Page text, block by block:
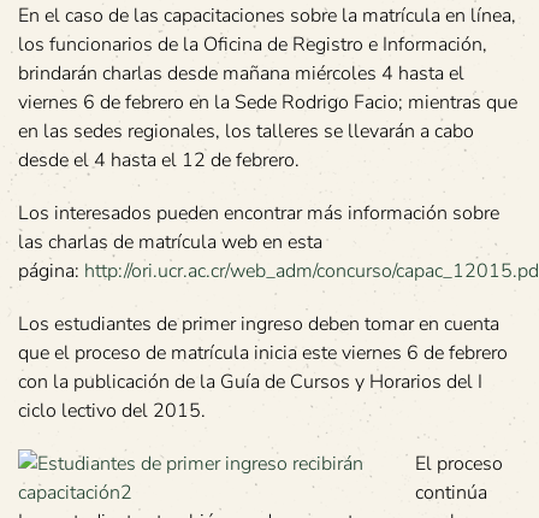
En el caso de las capacitaciones sobre la matrícula en línea,
los funcionarios de la Oficina de Registro e Información,
brindarán charlas desde mañana miércoles 4 hasta el
viernes 6 de febrero en la Sede Rodrigo Facio; mientras que
en las sedes regionales, los talleres se llevarán a cabo
desde el 4 hasta el 12 de febrero.
Los interesados pueden encontrar más información sobre
las charlas de matrícula web en esta
página: http://ori.ucr.ac.cr/web_adm/concurso/
Los estudiantes de primer ingreso deben tomar en cuenta
que el proceso de matrícula inicia este viernes 6 de febrero
con la publicación de la Guía de Cursos y Horarios del I
ciclo lectivo del 2015.
El proceso
continúa